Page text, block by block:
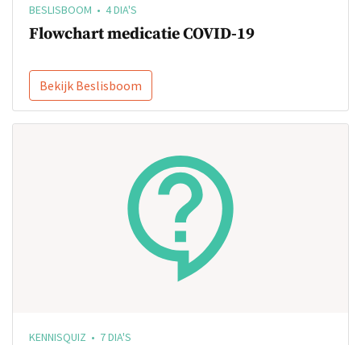
BESLISBOOM • 4 DIA'S
Flowchart medicatie COVID-19
Bekijk Beslisboom
KENNISQUIZ • 7 DIA'S